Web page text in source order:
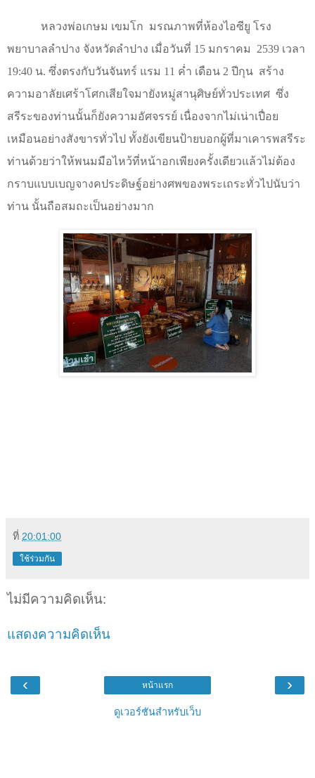
หลวงพ่อเกษม เขมโก มรณภาพที่ห้องไอซียู โรง
พยาบาลลำปาง จังหวัดลำปาง เมื่อวันที่ 15 มกราคม
2539 เวลา
19:40 น. ซึ่งตรงกับวันจันทร์ แรม 11 ค่ำ เดือน 2 ปีกุน สร้าง
ความอาลัยเศร้าโศกเสียใจมายังหมู่สานุศิษย์ทั่วประเทศ ซึ่ง
สรีระของท่านนั้นก็ยังความอัศจรรย์ เนื่องจากไม่เน่าเปื่อย
เหมือนอย่างสังขารทั่วไป ทั้งยังเขียนป้ายบอกผู้ที่มาเคารพสรีระ
ท่านด้วยว่าให้พนมมือไหว้ที่หน้าอกเพียงครั้งเดียวแล้วไม่ต้อง
กราบแบบเบญจางคประดิษฐ์อย่างศพของพระเถระทั่วไปนับว่า
ท่าน นั้นถือสมถะเป็นอย่างมาก
ที่ 20:01:00
ใช้ร่วมกัน
ไม่มีความคิดเห็น:
แสดงความคิดเห็น
‹ ›
หน้าแรก
ดูเวอร์ชันสำหรับเว็บ